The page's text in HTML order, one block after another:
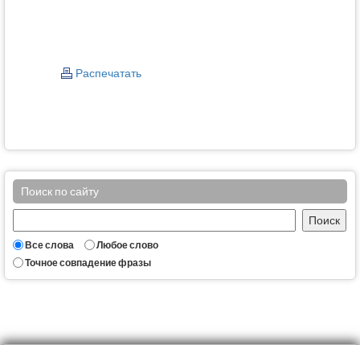
Распечатать
Поиск по сайту
Все слова
Любое слово
Точное совпадение фразы